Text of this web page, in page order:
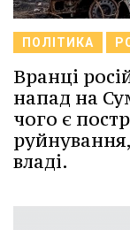
ПОЛІТИКА
Вранці
напад на
чого є
владі.